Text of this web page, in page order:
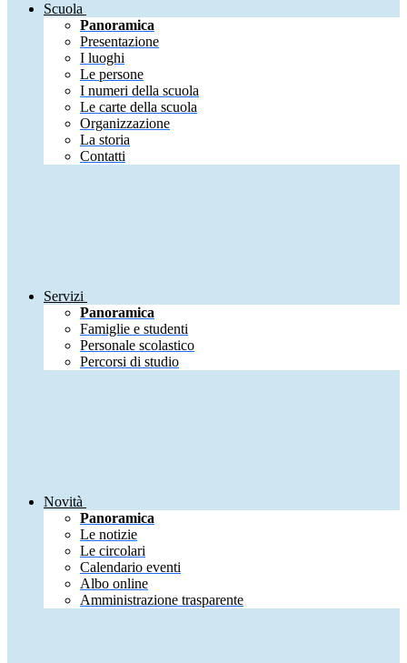
Scuola
Panoramica
Presentazione
I luoghi
Le persone
I numeri della scuola
Le carte della scuola
Organizzazione
La storia
Contatti
Servizi
Panoramica
Famiglie e studenti
Personale scolastico
Percorsi di studio
Novità
Panoramica
Le notizie
Le circolari
Calendario eventi
Albo online
Amministrazione trasparente